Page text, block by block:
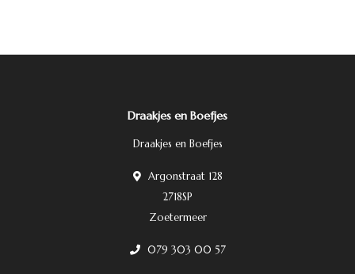
Draakjes en Boefjes
Draakjes en Boefjes
Argonstraat 128
2718SP
Zoetermeer
079 303 00 57